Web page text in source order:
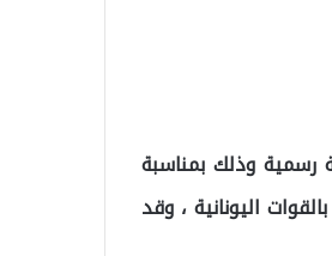
الجاري, سيكون عطلة رسمية وذلك بمناسبة
اليونانية ، وقد